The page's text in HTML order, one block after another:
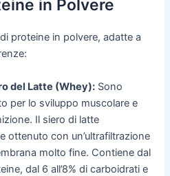
in Polvere
proteine in polvere, adatte a
del Latte (Whey): Sono
per lo sviluppo muscolare e
Il siero di latte
ottenuto con un’ultrafiltrazione
molto fine. Contiene dal
dal 6 all’8% di carboidrati e